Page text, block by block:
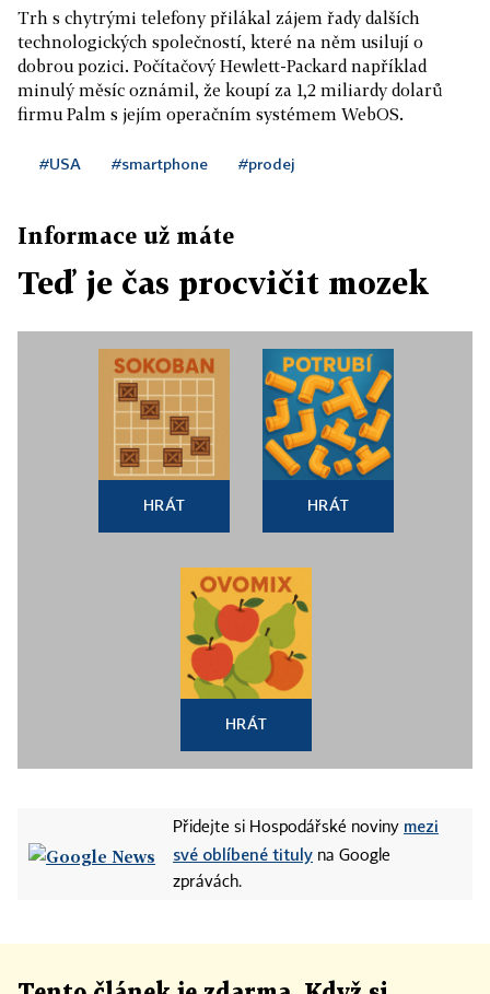
Trh s chytrými telefony přilákal zájem řady dalších
technologických společností, které na něm usilují o
dobrou pozici. Počítačový Hewlett-Packard například
minulý měsíc oznámil, že koupí za 1,2 miliardy dolarů
firmu Palm s jejím operačním systémem WebOS.
#USA #smartphone #prodej
Informace už máte
Teď je čas procvičit mozek
HRÁT HRÁT
HRÁT
Přidejte si Hospodářské noviny mezi
své oblíbené tituly na Google
zprávách.